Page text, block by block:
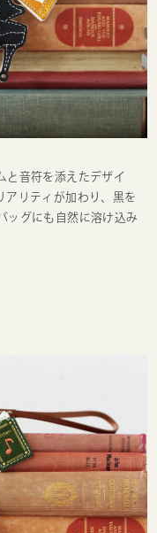
と音符を添えたデザイ
アリティが加わり、黒を
ッグにも自然に溶け込み